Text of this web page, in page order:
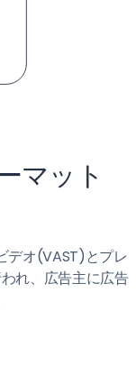
マット
デオ(VAST)とプレ
れ、広告主に広告